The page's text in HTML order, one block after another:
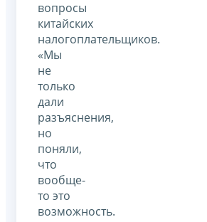
вопросы
китайских
налогоплательщиков.
«Мы
не
только
дали
разъяснения,
но
поняли,
что
вообще-
то это
возможность.